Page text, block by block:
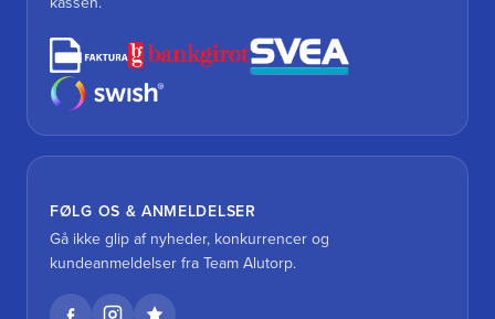
FØLG OS & ANMELDELSER
Gå ikke glip af nyheder, konkurrencer og
kundeanmeldelser fra Team Alutorp.